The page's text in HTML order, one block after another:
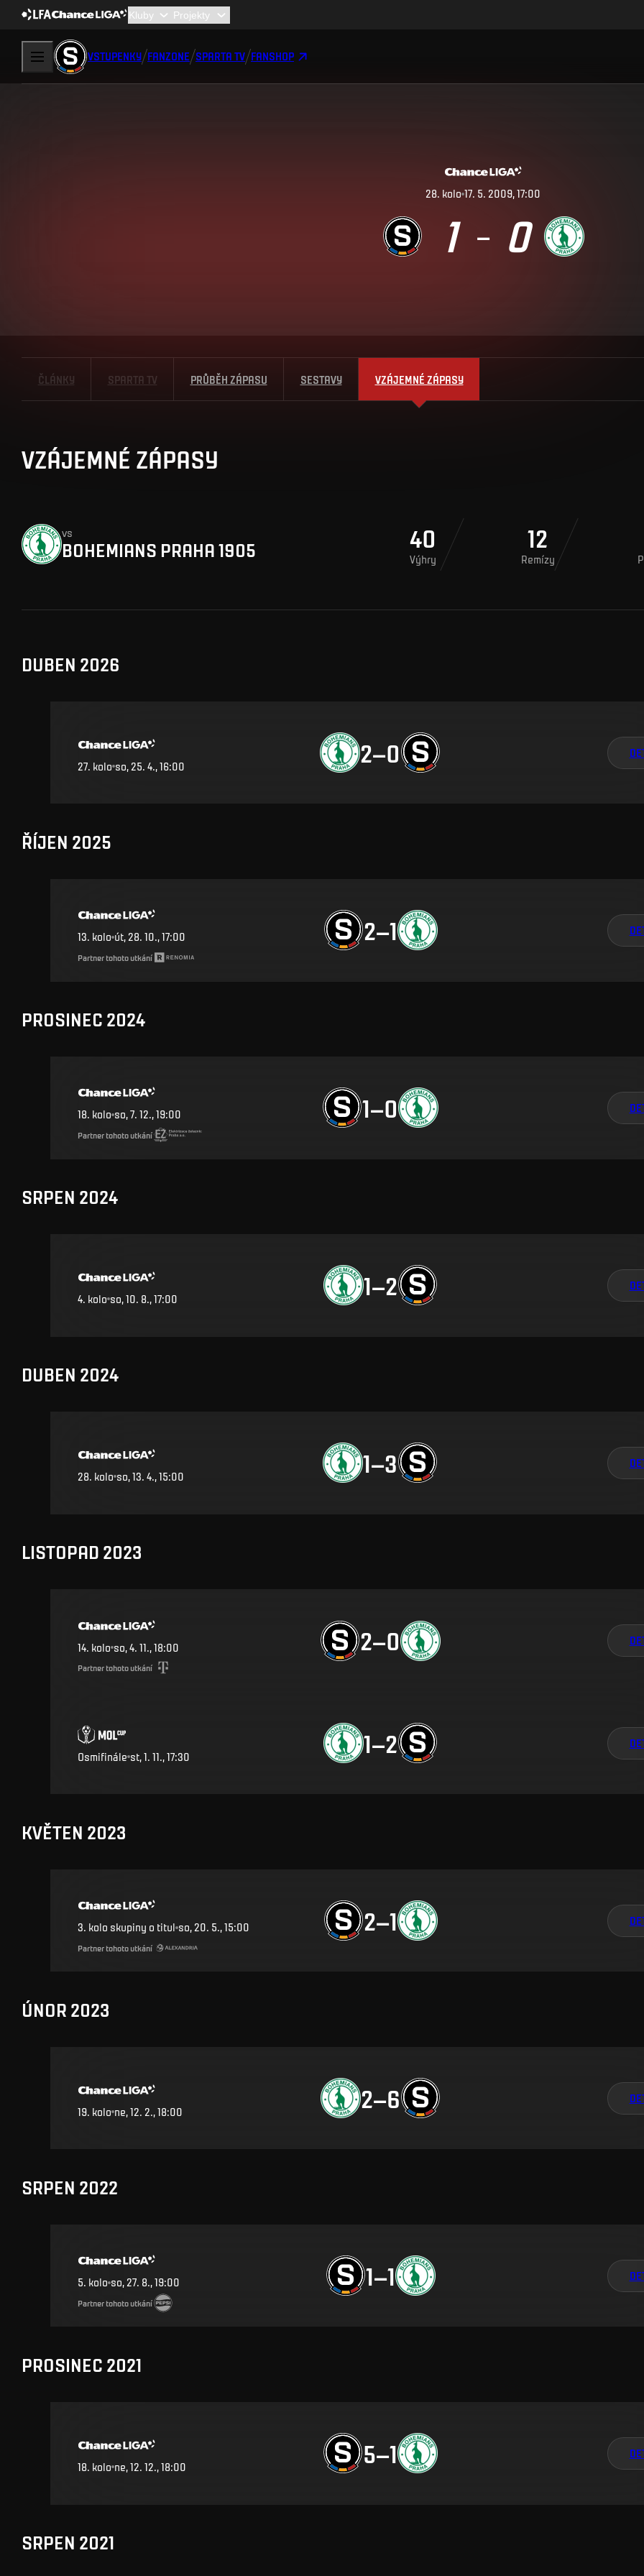
VSTUPENKY FANZONE SPARTA TV FANSHOP
28. kolo 17. 5. 2009, 17:00
1 – 0
ČLÁNKY SPARTA TV PRŮBĚH ZÁPASU SESTAVY VZÁJEMNÉ ZÁPASY
VZÁJEMNÉ ZÁPASY
vs
BOHEMIANS PRAHA 1905 40
Výhry
12
Remízy
DUBEN 2026
27. kolo so, 25. 4., 16:00 2–0
ŘÍJEN 2025
13. kolo út, 28. 10., 17:00 2–1
Partner tohoto utkání
PROSINEC 2024
18. kolo so, 7. 12., 19:00 1–0
Partner tohoto utkání
SRPEN 2024
4. kolo so, 10. 8., 17:00 1–2
DUBEN 2024
28. kolo so, 13. 4., 15:00 1–3
LISTOPAD 2023
14. kolo so, 4. 11., 18:00 2–0
Partner tohoto utkání
Osmifinále st, 1. 11., 17:30 1–2
KVĚTEN 2023
3. kolo skupiny o titul so, 20. 5., 15:00 2–1
Partner tohoto utkání
ÚNOR 2023
19. kolo ne, 12. 2., 18:00 2–6
SRPEN 2022
5. kolo so, 27. 8., 19:00 1–1
Partner tohoto utkání
PROSINEC 2021
18. kolo ne, 12. 12., 18:00 5–1
SRPEN 2021